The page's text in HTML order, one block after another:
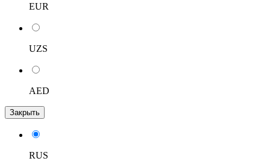
EUR
UZS
AED
Закрыть
RUS